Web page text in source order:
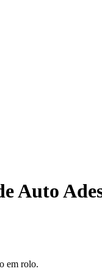
Auto
em rolo.